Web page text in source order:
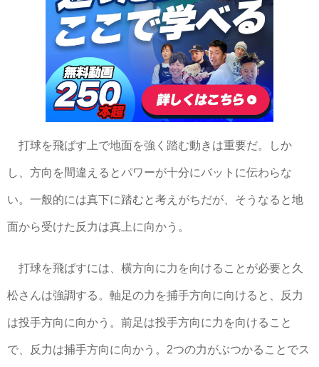
打球を飛ばす上で地面を強く踏む動きは重要だ。しか
し、方向を間違えるとパワーが十分にバットに伝わらな
い。一般的には真下に踏むと考えがちだが、そうなると地
面から受けた反力は真上に向かう。
打球を飛ばすには、横方向に力を向けることが必要と久
松さんは強調する。軸足の力を捕手方向に向けると、反力
は投手方向に向かう。前足は投手方向に力を向けること
で、反力は捕手方向に向かう。2つの力がぶつかることでス